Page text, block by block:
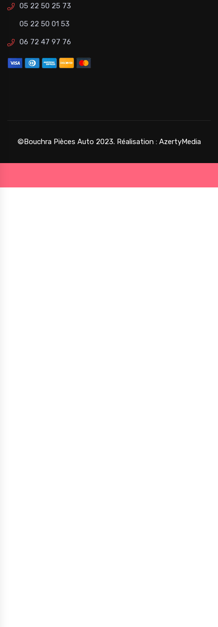
05 22 50 25 73
05 22 50 01 53
06 72 47 97 76
©Bouchra Pièces Auto 2023. Réalisation : AzertyMedia